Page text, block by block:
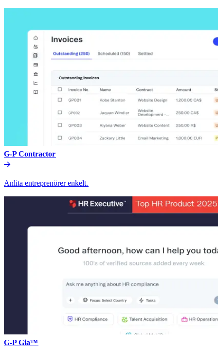
G-P Contractor​​
Anlita entreprenörer enkelt.​​
G-P Gia™​​